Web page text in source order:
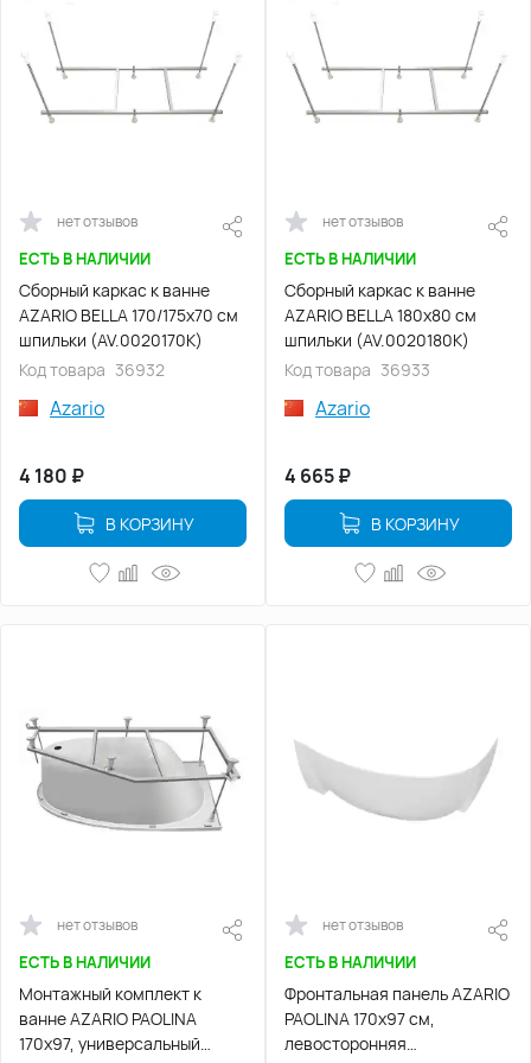
нет отзывов
ЕСТЬ В НАЛИЧИИ
Сборный каркас к ванне
AZARIO BELLA 170/175х70 см
шпильки (AV.0020170K)
Код товара 36932
Azario
4 180 ₽
В КОРЗИНУ
нет отзывов
ЕСТЬ В НАЛИЧИИ
Сборный каркас к ванне
AZARIO BELLA 180х80 см
шпильки (AV.0020180K)
Код товара 36933
Azario
4 665₽
В КОРЗИНУ
нет отзывов
ЕСТЬ В НАЛИЧИИ
Монтажный комплект к
ванне AZARIO PAOLINA
170х97, универсальный
нет отзывов
ЕСТЬ В НАЛИЧИИ
Фронтальная панель AZARIO
PAOLINA 170х97 см,
левосторонняя